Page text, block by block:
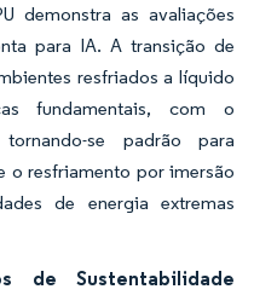
demonstra as avaliações
para IA. A transição de
resfriados a líquido
fundamentais, com o
se padrão para
o resfriamento por imersão
de energia extremas
de Sustentabilidade